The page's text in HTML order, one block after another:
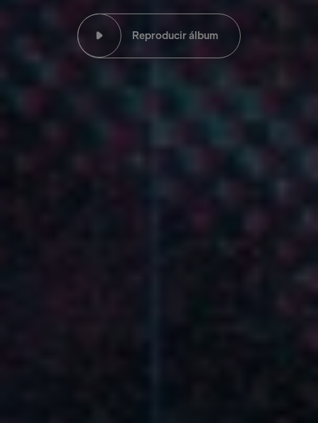
Reproducir álbum